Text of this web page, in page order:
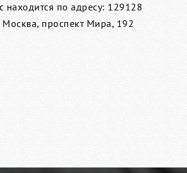
по адресу: 129128
Москва, проспект Мира, 192